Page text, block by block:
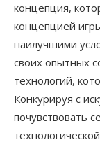
концепция,
концепцией
наилучшими
своих опытных
технологий,
Конкурируя с
почувствовать